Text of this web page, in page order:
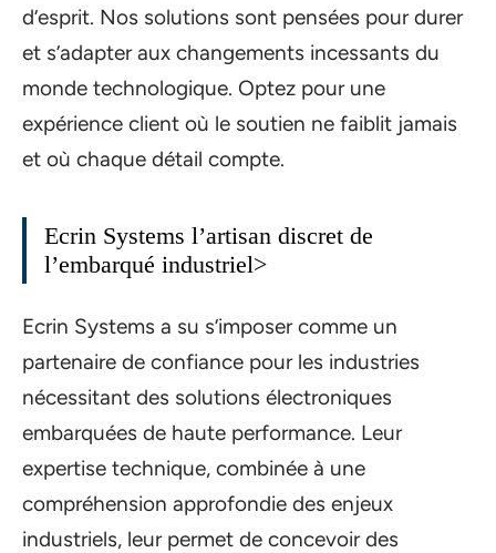
d’esprit. Nos solutions sont pensées pour durer
et s’adapter aux changements incessants du
monde technologique. Optez pour une
expérience client où le soutien ne faiblit jamais
et où chaque détail compte.
Ecrin Systems l’artisan discret de
l’embarqué industriel>
Ecrin Systems a su s’imposer comme un
partenaire de confiance pour les industries
nécessitant des solutions électroniques
embarquées de haute performance. Leur
expertise technique, combinée à une
compréhension approfondie des enjeux
industriels, leur permet de concevoir des